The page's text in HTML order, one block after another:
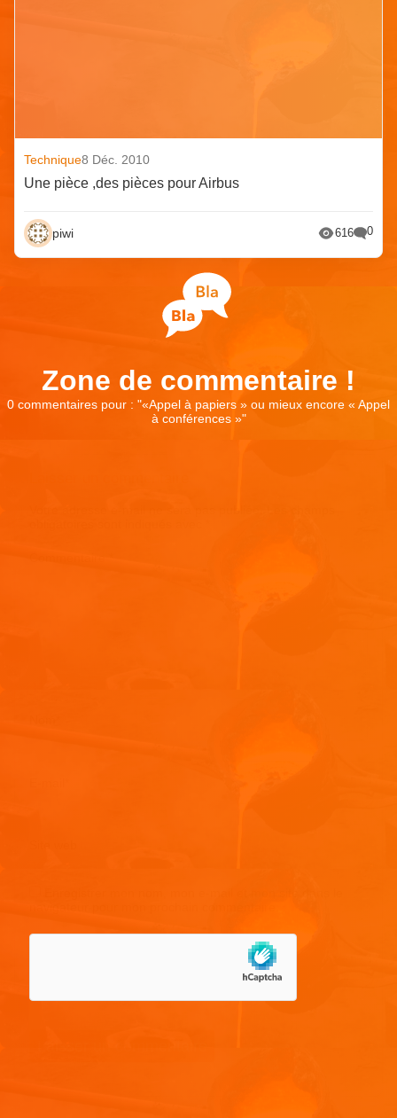
Technique8 Déc. 2010
Une pièce ,des pièces pour Airbus
piwi 616 0
Zone de commentaire !
0 commentaires pour : "«Appel à papiers » ou mieux encore « Appel
à conférences »"